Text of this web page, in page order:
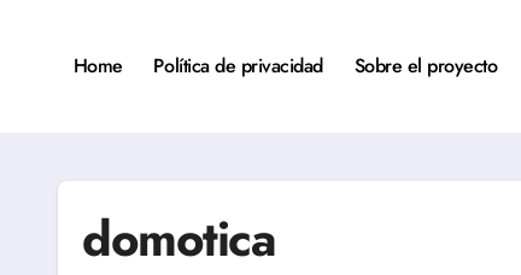
contenidoHome Política de privacidad Sobre el proyecto
domotica